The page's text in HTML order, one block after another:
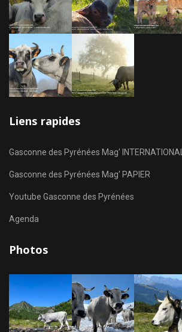
Liens rapides
Gasconne des Pyrénées Mag' INTERNATIONAL
Gasconne des Pyrénées Mag' PAPIER
Youtube Gasconne des Pyrénées
Agenda
Photos